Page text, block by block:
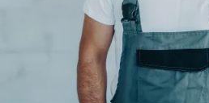
Dornseifer DNA
Referenzen